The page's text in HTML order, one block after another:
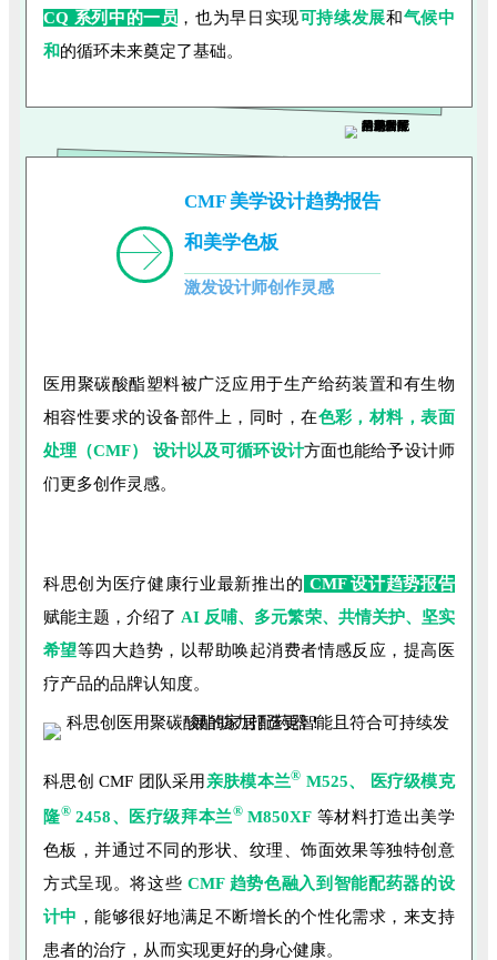
CQ 系列中的一员 ，也为早日实现可持续发展和气候中
和的循环未来奠定了基础。
CMF 美学设计趋势报告
和美学色板
激发设计师创作灵感
医用聚碳酸酯塑料被广泛应用于生产给药装置和有生物
相容性要求的设备部件上，同时，在色彩，材料，表面
处理（CMF） 设计以及可循环设计方面也能给予设计师
们更多创作灵感。
科思创为医疗健康行业最新推出的 CMF 设计趋势报告
赋能主题，介绍了 AI 反哺、多元繁荣、共情关护、坚实
希望等四大趋势，以帮助唤起消费者情感反应，提高医
疗产品的品牌认知度。
科思创 CMF 团队采用亲肤模本兰®M525、 医疗级模克
隆®2458、医疗级拜本兰®M850XF 等材料打造出美学
色板，并通过不同的形状、纹理、饰面效果等独特创意
方式呈现。将这些 CMF 趋势色融入到智能配药器的设
计中 ，能够很好地满足不断增长的个性化需求，来支持
患者的治疗，从而实现更好的身心健康。